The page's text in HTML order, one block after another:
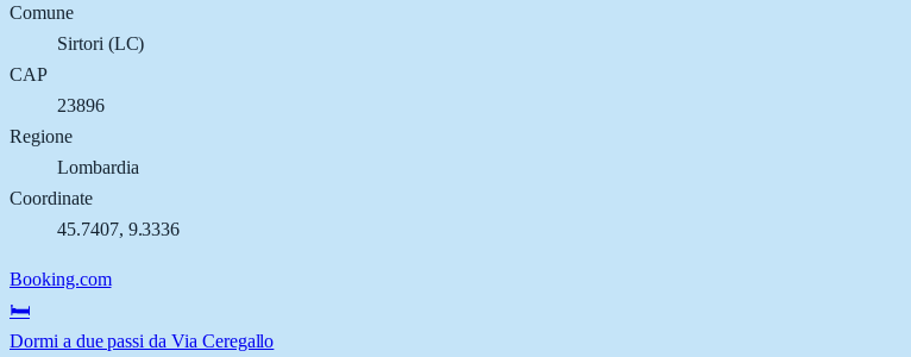
Comune
Sirtori (LC)
CAP
23896
Regione
Lombardia
Coordinate
45.7407, 9.3336
Booking.com
🛏️
Dormi a due passi da Via Ceregallo